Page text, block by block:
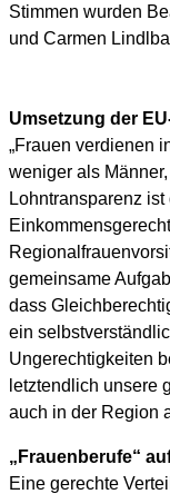
Stimmen wurden
und Carmen
Umsetzung der
„Frauen verdienen
weniger als
Lohntransparenz
gemeinsame
dass
ein
Ungerechtigkeiten
letztendlich unsere
auch in der Region
„Frauenberufe“
Eine gerechte